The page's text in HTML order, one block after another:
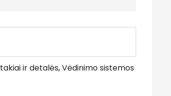
ir detalės,Vėdinimo sistemos